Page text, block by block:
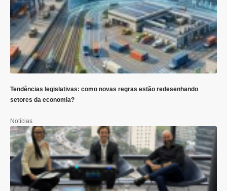
Tendências legislativas: como novas regras estão redesenhando
setores da economia?
Notícias